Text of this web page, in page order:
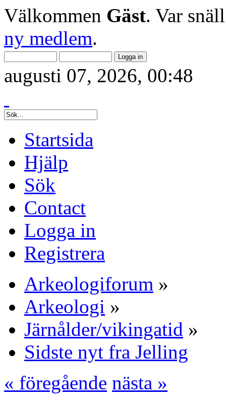
Välkommen Gäst. Var
ny medlem.
augusti 07, 2026, 00:48
Startsida
Hjälp
Sök
Contact
Logga in
Registrera
Arkeologiforum »
Arkeologi »
Järnålder/vikingatid »
Sidste nyt fra Jelling
« föregående nästa »